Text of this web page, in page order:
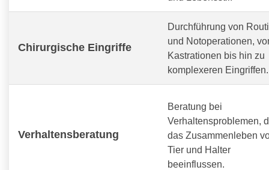
Chirurgische Eingriffe
Durchführung von
und Notoperationen,
Kastrationen bis hin zu
komplexeren Eingriffen.
Verhaltensberatung
Beratung bei
Verhaltensproblemen,
das Zusammenleben
Tier und Halter
beeinflussen.